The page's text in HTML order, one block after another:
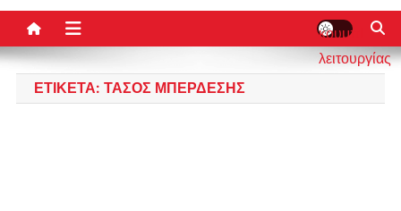
κουμπί
λειτουργίας
ΕΤΙΚΈΤΑ: ΤΆΣΟΣ ΜΠΕΡΔΈΣΗΣ